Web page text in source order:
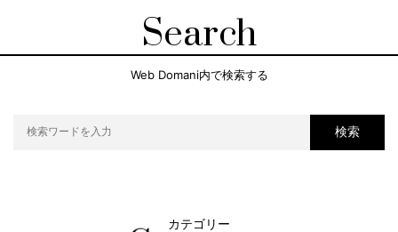
Search
Web Domani内で検索する
検索
カテゴリー